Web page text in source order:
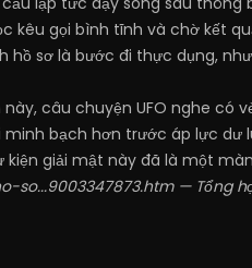
kêu gọi bình tĩnh và chờ kết
sơ là bước đi thực dụng,
này, câu chuyện UFO nghe
bạch hơn trước áp lực
giải mật này đã là một
so...9003347873.htm— Tổng